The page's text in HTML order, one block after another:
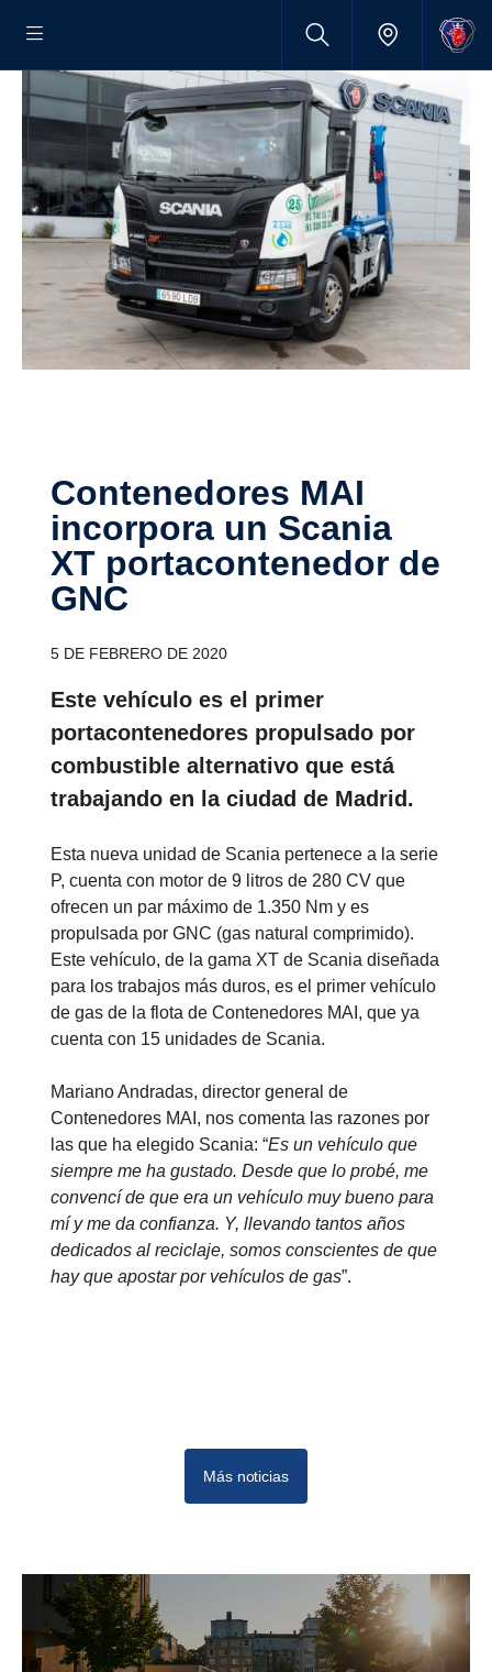
Conte­ne­dores MAI
incor­pora un Scania
XT porta­con­te­nedor de
GNC
5 DE FEBRERO DE 2020
Este vehículo es el primer
portacontenedores propulsado por
combustible alternativo que está
trabajando en la ciudad de Madrid.
Esta nueva unidad de Scania pertenece a la serie
P, cuenta con motor de 9 litros de 280 CV que
ofrecen un par máximo de 1.350 Nm y es
propulsada por GNC (gas natural comprimido).
Este vehículo, de la gama XT de Scania diseñada
para los trabajos más duros, es el primer vehículo
de gas de la flota de Contenedores MAI, que ya
cuenta con 15 unidades de Scania.
Mariano Andradas, director general de
Contenedores MAI, nos comenta las razones por
las que ha elegido Scania: “Es un vehículo que
siempre me ha gustado. Desde que lo probé, me
convencí de que era un vehículo muy bueno para
mí y me da confianza. Y, llevando tantos años
dedicados al reciclaje, somos conscientes de que
hay que apostar por vehículos de gas”.
Más noticias